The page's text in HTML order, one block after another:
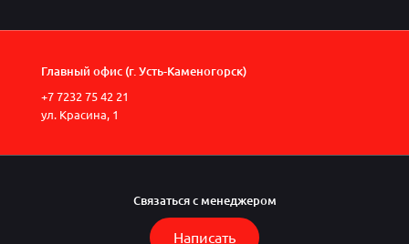
Главный офис (г. Усть-Каменогорск)
+7 7232 75 42 21
ул. Красина, 1
Связаться с менеджером
Написать